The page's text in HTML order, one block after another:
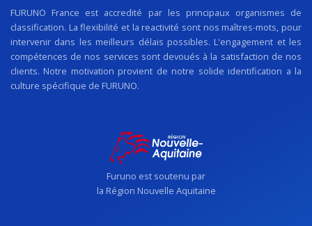
E QUODAO
27 RUE DES MARAIS, 72000 LE MANS, France
(+ 33) 2.43.61.18.93
Fouquereaux, PHOENIX, Maurice
2306312307
satadmin@satairtime.com
www.satairtime.com
FURUNO France est accredité par les principaux organismes de
classification. La flexibilité et la reactivité sont nos maîtres-mots, pour
intervenir dans les meilleurs délais possibles. L'engagement et les
compétences de nos services sont devoués à la satisfaction de nos
clients. Notre motivation provient de notre solide identification a la
culture spécifique de FURUNO.
Furuno est soutenu par
la Région Nouvelle Aquitaine